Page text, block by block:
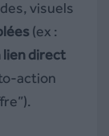
visuels
(ex :
lien direct
action